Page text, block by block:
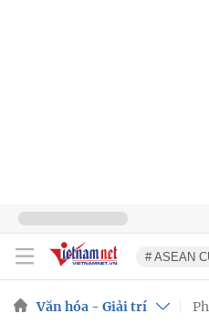
# ASEAN
Văn hóa - Giải trí